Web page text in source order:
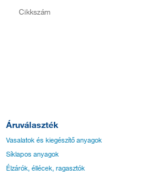
Cikkszám
Áruválaszték
Vasalatok és kiegészítő anyagok
Síklapos anyagok
Élzárók, éllécek, ragasztók